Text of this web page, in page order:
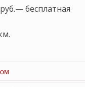
бесплатная